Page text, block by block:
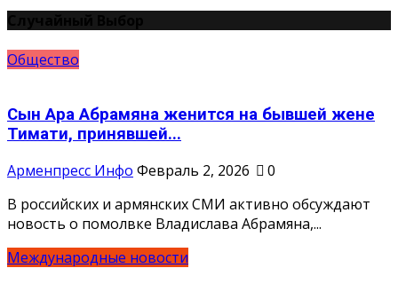
Общество
Сын Ара Абрамяна женится на бывшей жене
Тимати, принявшей...
Арменпресс Инфо Февраль 2, 2026
0
В российских и армянских СМИ активно обсуждают
новость о помолвке Владислава Абрамяна,...
Международные новости